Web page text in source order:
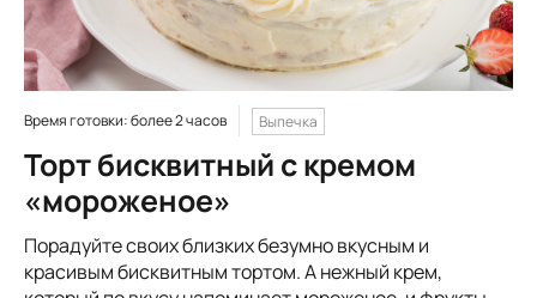
Время готовки: более 2 часов Выпечка
Торт бисквитный с кремом
«мороженое»
Порадуйте своих близких безумно вкусным и
красивым бисквитным тортом. А нежный крем,